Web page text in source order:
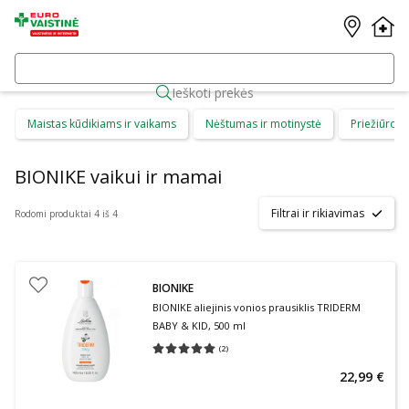
Ieškoti prekės
Maistas kūdikiams ir vaikams Nėštumas ir motinystė Priežiūros
BIONIKE vaikui ir mamai
Rodomi produktai 4 iš 4 Filtrai ir rikiavimas
BIONIKE
BIONIKE aliejinis vonios prausiklis TRIDERM
BABY & KID, 500 ml
(2)
Vidutinis įvertinimas 5.00
22,99 €